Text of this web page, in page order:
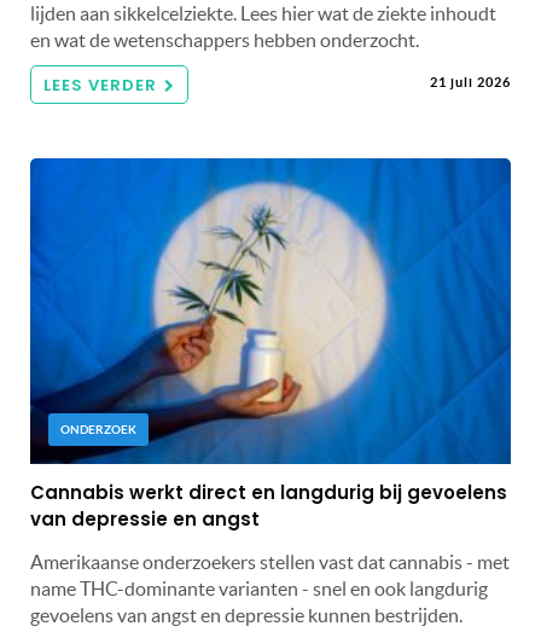
lijden aan sikkelcelziekte. Lees hier wat de ziekte inhoudt
en wat de wetenschappers hebben onderzocht.
LEES VERDER 21 juli 2026
ONDERZOEK
Cannabis werkt direct en langdurig bij gevoelens
van depressie en angst
Amerikaanse onderzoekers stellen vast dat cannabis - met
name THC-dominante varianten - snel en ook langdurig
gevoelens van angst en depressie kunnen bestrijden.